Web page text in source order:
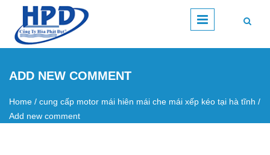
Skip to main content
ADD NEW COMMENT
You are here
Home / cung cấp motor mái hiên mái che mái xếp kéo tại hà tĩnh /
Add new comment